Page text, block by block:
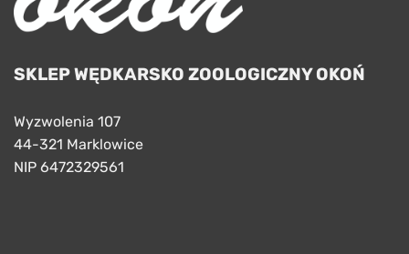
SKLEP WĘDKARSKO ZOOLOGICZNY OKOŃ
Wyzwolenia 107
44-321 Marklowice
NIP 6472329561